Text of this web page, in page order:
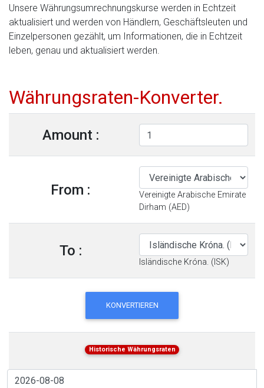
Unsere Währungsumrechnungskurse werden in Echtzeit
aktualisiert und werden von Händlern, Geschäftsleuten und
Einzelpersonen gezählt, um Informationen, die in Echtzeit
leben, genau und aktualisiert werden.
Währungsraten-Konverter.
Amount :
From :
Vereinigte Arabische Emirate
Dirham (AED)
To :
Isländische Króna. (ISK)
KONVERTIEREN
Historische Währungsraten